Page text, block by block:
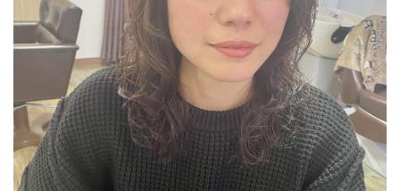
2025.12.3
伸ばしかけロングは、なかなか雰囲気が変えら
れない。顔まわりを切りすぎちゃうと、仕事の
時に結んでおちてくるとうっとおしい……
2025.12.3
先日、高校生女子がヘアドネーションをご希望
されて、ばっさり、いやいやいや、バババババ
ッサーリッ！！！…